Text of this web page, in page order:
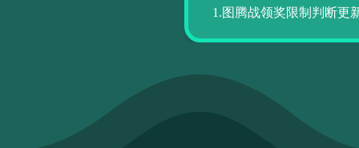
1.图腾战领奖限制判断更